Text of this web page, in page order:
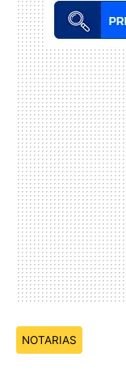
Temas:
NOTARIAS